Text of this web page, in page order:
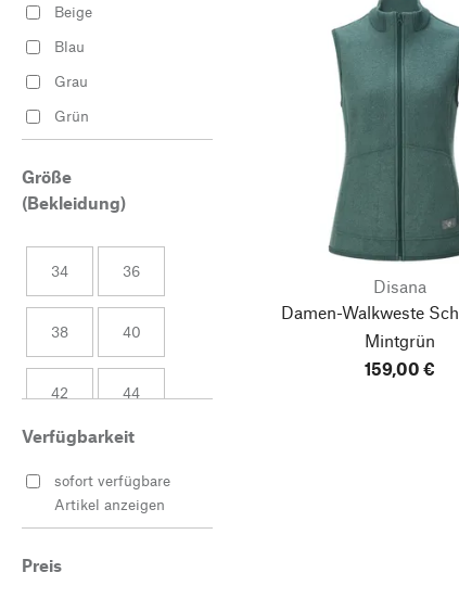
Beige
Blau
Grau
Grün
Größe
(Bekleidung)
34 36
38 40
42 44
Verfügbarkeit
sofort verfügbare
Artikel anzeigen
Preis
Disana
Damen-Walkweste
Mintgrün
159,00 €